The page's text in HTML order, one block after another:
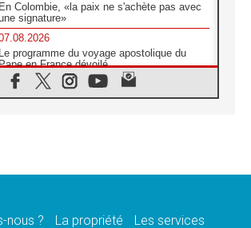
En Colombie, «la paix ne s'achète pas avec
signature»
Le programme du voyage apostolique du
en France dévoilé
07.08.2026
Conférence continentale sur l'éducation
nous ? La propriété Les services